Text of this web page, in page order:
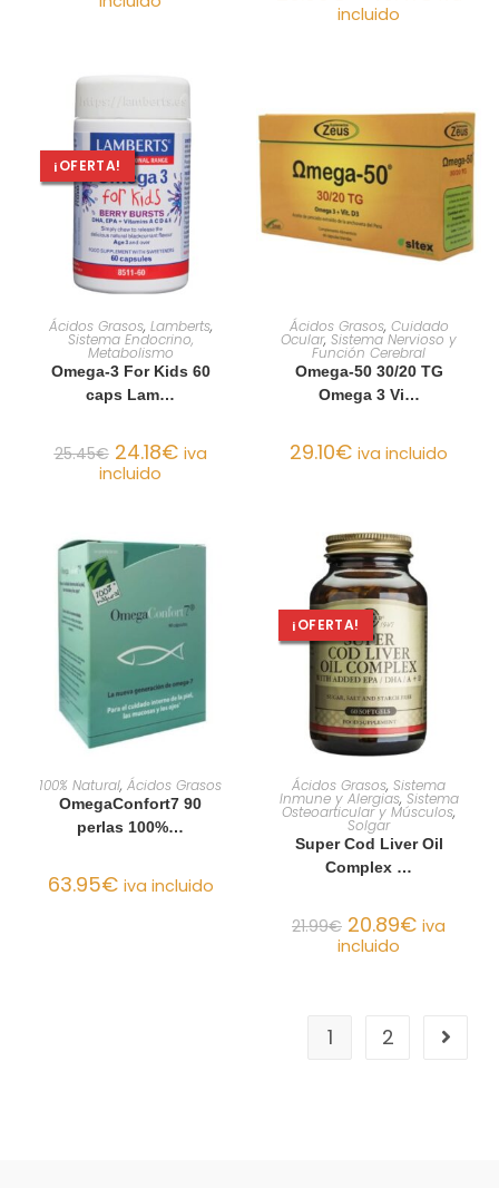
incluido
¡OFERTA!
AÑADIR AL CARRITO
Ácidos Grasos, Lamberts,
Sistema Endocrino,
Metabolismo
Omega-3 For Kids 60
caps Lam…
25.45€ 24.18€ iva
incluido
AÑADIR AL CARRITO
Ácidos Grasos, Cuidado
Ocular, Sistema Nervioso y
Función Cerebral
Omega-50 30/20 TG
Omega 3 Vi…
29.10€ iva incluido
AÑADIR AL CARRITO
100% Natural, Ácidos Grasos
OmegaConfort7 90
perlas 100%…
63.95€ iva incluido
¡OFERTA!
AÑADIR AL CARRITO
Ácidos Grasos, Sistema
Inmune y Alergias, Sistema
Osteoarticular y Músculos,
Solgar
Super Cod Liver Oil
Complex …
21.99€ 20.89€ iva
incluido
1 2